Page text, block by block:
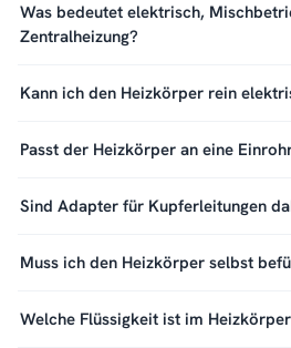
Was bedeutet elektrisch,
Zentralheizung?
Kann ich den Heizkörper rein
Passt der Heizkörper an eine
Sind Adapter für Kupferleitungen
Muss ich den Heizkörper selbst
Welche Flüssigkeit ist im